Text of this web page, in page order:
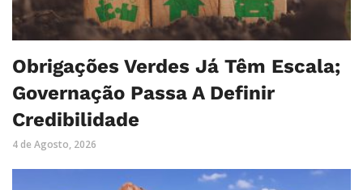
Obrigações Verdes Já Têm Escala;
Governação Passa A Definir
Credibilidade
4 de Agosto, 2026